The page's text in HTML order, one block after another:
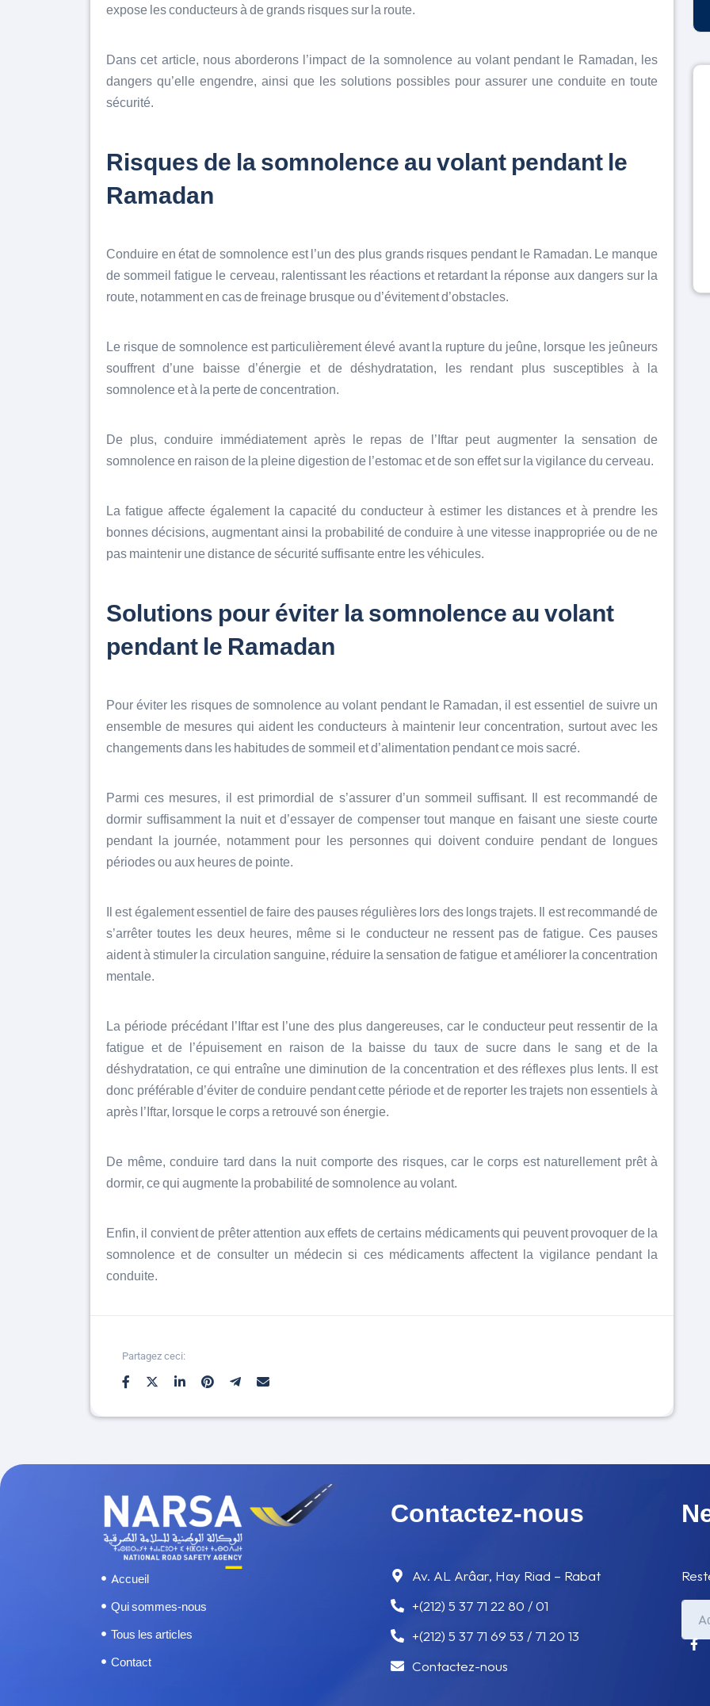
expose les conducteurs à de grands risques sur la route.
Dans cet article, nous aborderons l’impact de la somnolence au volant pendant le Ramadan, les
dangers qu’elle engendre, ainsi que les solutions possibles pour assurer une conduite en toute
sécurité.
Risques de la somnolence au volant pendant le
Ramadan
Conduire en état de somnolence est l’un des plus grands risques pendant le Ramadan. Le manque
de sommeil fatigue le cerveau, ralentissant les réactions et retardant la réponse aux dangers sur la
route, notamment en cas de freinage brusque ou d’évitement d’obstacles.
Le risque de somnolence est particulièrement élevé avant la rupture du jeûne, lorsque les jeûneurs
souffrent d’une baisse d’énergie et de déshydratation, les rendant plus susceptibles à la
somnolence et à la perte de concentration.
De plus, conduire immédiatement après le repas de l’Iftar peut augmenter la sensation de
somnolence en raison de la pleine digestion de l’estomac et de son effet sur la vigilance du cerveau.
La fatigue affecte également la capacité du conducteur à estimer les distances et à prendre les
bonnes décisions, augmentant ainsi la probabilité de conduire à une vitesse inappropriée ou de ne
pas maintenir une distance de sécurité suffisante entre les véhicules.
Solutions pour éviter la somnolence au volant
pendant le Ramadan
Pour éviter les risques de somnolence au volant pendant le Ramadan, il est essentiel de suivre un
ensemble de mesures qui aident les conducteurs à maintenir leur concentration, surtout avec les
changements dans les habitudes de sommeil et d’alimentation pendant ce mois sacré.
Parmi ces mesures, il est primordial de s’assurer d’un sommeil suffisant. Il est recommandé de
dormir suffisamment la nuit et d’essayer de compenser tout manque en faisant une sieste courte
pendant la journée, notamment pour les personnes qui doivent conduire pendant de longues
périodes ou aux heures de pointe.
Il est également essentiel de faire des pauses régulières lors des longs trajets. Il est recommandé de
s’arrêter toutes les deux heures, même si le conducteur ne ressent pas de fatigue. Ces pauses
aident à stimuler la circulation sanguine, réduire la sensation de fatigue et améliorer la concentration
mentale.
La période précédant l’Iftar est l’une des plus dangereuses, car le conducteur peut ressentir de la
fatigue et de l’épuisement en raison de la baisse du taux de sucre dans le sang et de la
déshydratation, ce qui entraîne une diminution de la concentration et des réflexes plus lents. Il est
donc préférable d’éviter de conduire pendant cette période et de reporter les trajets non essentiels à
après l’Iftar, lorsque le corps a retrouvé son énergie.
De même, conduire tard dans la nuit comporte des risques, car le corps est naturellement prêt à
dormir, ce qui augmente la probabilité de somnolence au volant.
Enfin, il convient de prêter attention aux effets de certains médicaments qui peuvent provoquer de la
somnolence et de consulter un médecin si ces médicaments affectent la vigilance pendant la
conduite.
Partagez ceci:
Accueil
Qui sommes-nous
Tous les articles
Contact
Contactez-nous
Av. AL Arâar, Hay Riad – Rabat
+(212) 5 37 71 22 80 / 01
+(212) 5 37 71 69 53 / 71 20 13
Contactez-nous